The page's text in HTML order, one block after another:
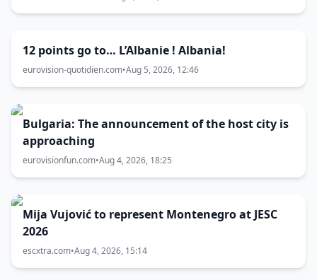
12 points go to… L’Albanie ! Albania!
eurovision-quotidien.com•Aug 5, 2026, 12:46
Bulgaria: The announcement of the host city is
approaching
eurovisionfun.com•Aug 4, 2026, 18:25
Mija Vujović to represent Montenegro at JESC
2026
escxtra.com•Aug 4, 2026, 15:14